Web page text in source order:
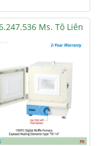
Ms. Tô Liên